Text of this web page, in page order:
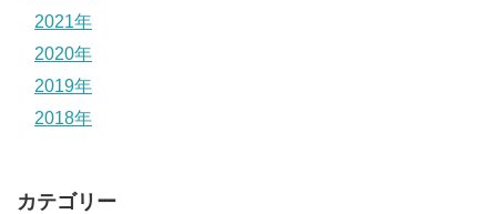
2021年
2020年
2019年
2018年
カテゴリー